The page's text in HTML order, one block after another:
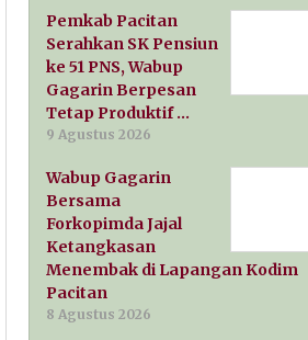
Pemkab Pacitan
Serahkan SK Pensiun
ke 51 PNS, Wabup
Gagarin Berpesan
Tetap Produktif …
9 Agustus 2026
Wabup Gagarin
Bersama
Forkopimda Jajal
Ketangkasan
Menembak di Lapangan Kodim
Pacitan
8 Agustus 2026